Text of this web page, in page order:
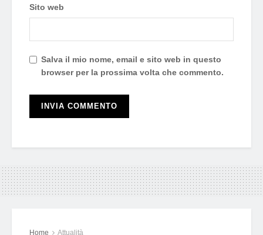
Sito web
Salva il mio nome, email e sito web in questo
browser per la prossima volta che commento.
Home Attualità